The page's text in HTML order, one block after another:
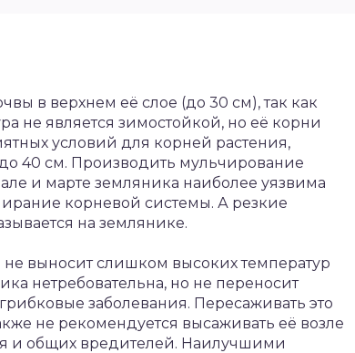
в верхнем её слое (до 30 см), так как
не является зимостойкой, но её корни
условий для корней растения,
40 см. Производить мульчирование
и марте земляника наиболее уязвима
корневой системы. А резкие
на землянике.
не выносит слишком высоких температур
нетребовательна, но не переносит
заболевания. Пересаживать это
не рекомендуется высаживать её возле
и общих вредителей. Наилучшими